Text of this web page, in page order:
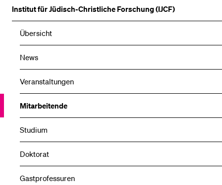
Institut für Jüdisch-Christliche Forschung (IJCF)
Übersicht
News
Veranstaltungen
Mitarbeitende
Studium
Doktorat
Gastprofessuren